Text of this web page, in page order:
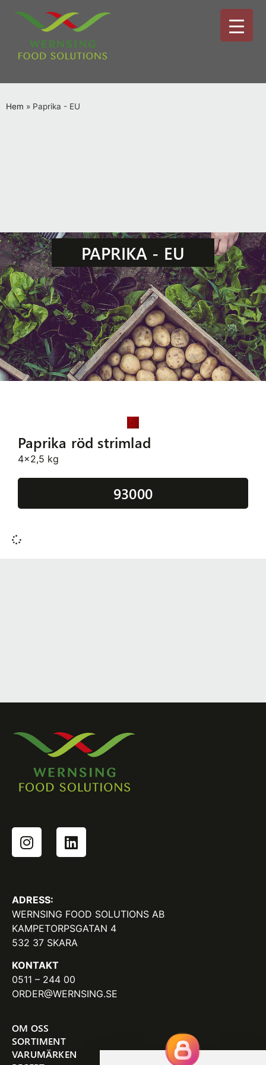
Hem » Paprika - EU
PAPRIKA - EU
Paprika röd strimlad
4x2,5 kg
93000
ADRESS:
WERNSING FOOD SOLUTIONS AB
KAMPETORPSGATAN 4
532 37 SKARA
KONTAKT
0511 – 244 00
ORDER@WERNSING.SE
OM OSS
SORTIMENT
VARUMÄRKEN